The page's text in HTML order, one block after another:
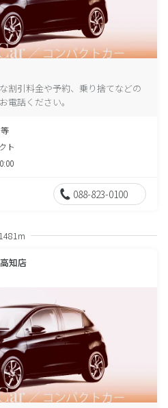
割引料金や予約、乗り捨てなどの
電話ください。
ト
088-823-0100
1481m
知店